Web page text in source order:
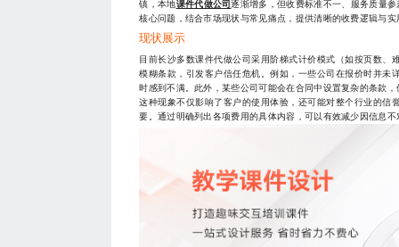
镇，本地课件代做公司逐渐增多，但收费标准不一、服务质量
核心问题，结合市场现状与常见痛点，提供清晰的收费逻辑与实
现状展示
目前长沙多数课件代做公司采用阶梯式计价模式（如按页数、
模糊条款，引发客户信任危机。例如，一些公司在报价时并未
时感到不满。此外，某些公司可能会在合同中设置复杂的条款
这种现象不仅影响了客户的使用体验，还可能对整个行业的信
要。通过明确列出各项费用的具体内容，可以有效减少因信息